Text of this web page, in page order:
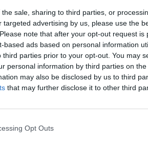
sale, sharing to third parties, or
targeted advertising by us, please use the
note that after your opt-out request is
based ads based on personal information
third parties prior to your opt-out. You may
personal information by third parties on the
may also be disclosed by us to third
that may further disclose it to other third
Opt Outs